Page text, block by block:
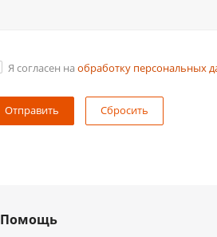
Я согласен на обработку персональных
Сбросить
Помощь